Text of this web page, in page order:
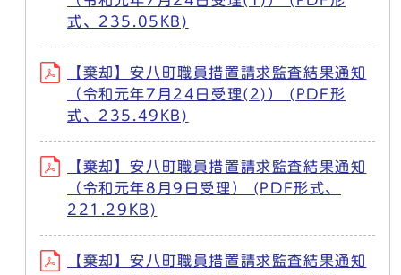
式、235.05KB)
【棄却】安八町職員措置請求監査結果通知
（令和元年7月24日受理(2)） (PDF形
式、235.49KB)
【棄却】安八町職員措置請求監査結果通知
（令和元年8月9日受理） (PDF形式、
221.29KB)
【棄却】安八町職員措置請求監査結果通知